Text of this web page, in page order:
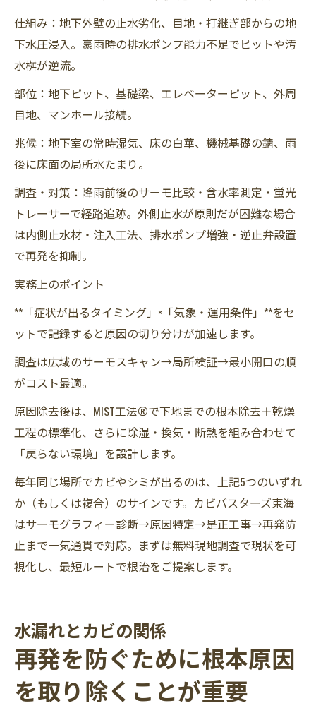
仕組み：地下外壁の止水劣化、目地・打継ぎ部からの地
下水圧浸入。豪雨時の排水ポンプ能力不足でピットや汚
水桝が逆流。
部位：地下ピット、基礎梁、エレベーターピット、外周
目地、マンホール接続。
兆候：地下室の常時湿気、床の白華、機械基礎の錆、雨
後に床面の局所水たまり。
調査・対策：降雨前後のサーモ比較・含水率測定・蛍光
トレーサーで経路追跡。外側止水が原則だが困難な場合
は内側止水材・注入工法、排水ポンプ増強・逆止弁設置
で再発を抑制。
実務上のポイント
**「症状が出るタイミング」×「気象・運用条件」**をセ
ットで記録すると原因の切り分けが加速します。
調査は広域のサーモスキャン→局所検証→最小開口の順
がコスト最適。
原因除去後は、MIST工法®で下地までの根本除去＋乾燥
工程の標準化、さらに除湿・換気・断熱を組み合わせて
「戻らない環境」を設計します。
毎年同じ場所でカビやシミが出るのは、上記5つのいずれ
か（もしくは複合）のサインです。カビバスターズ東海
はサーモグラフィー診断→原因特定→是正工事→再発防
止まで一気通貫で対応。まずは無料現地調査で現状を可
視化し、最短ルートで根治をご提案します。
水漏れとカビの関係
再発を防ぐために根本原因
を取り除くことが重要